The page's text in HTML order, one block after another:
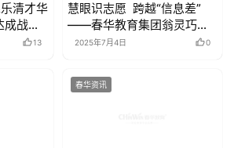
清才华
战略
13
慧眼识志愿 跨越“信息差”
——春华教育集团翁灵巧解
码高考科学填报的“黄金法
2025年7月4日 0
春华资讯